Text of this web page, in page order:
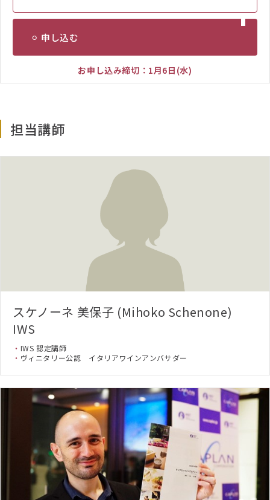
第1回 01/15(金) 19:00-21:00
第3回 02/12(金) 19:00-21:00
第4回 02/26(金) 19:00-21:00
⚪︎ 申し込む
お申し込み締切：1月6日(水)
担当講師
スケノーネ 美保子 (Mihoko Schenone)
IWS
IWS 認定講師
ヴィニタリー公認 イタリアワインアンバサダー